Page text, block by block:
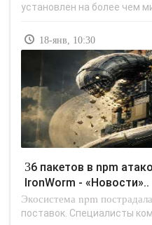
установлен на более чем
18-янв, 10:30
36 пакетов в npm атаковал новый червь
IronWorm - «Новости»..
Экосистема npm
поставок. Специалисты